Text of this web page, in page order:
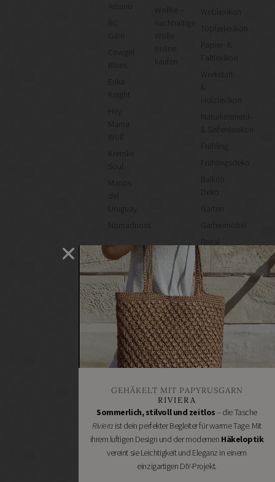
Cowgirl
Knight
Mama
Wolf
Kremke
Manos
Uruguay
Nomadnoss
Wollke –
nachhaltige
kaufen
Weblexikon
Töpferlexikon
Papier- &
Faltlexikon
Werkstatt-
&
Holzlexikon
Naturkosmetik-
& Seifenlexikon
Frühling
Frühlingsdeko
Balkon
Deko
Garten
Gartenmöbel
Regal
selber
machen
Heimwerken
Renovieren
DIY
GESCHÄFTE
Bastelbedarf
Stoffgeschäfte
Handgemachtes
Schneidereibedarf
Handarbeitszubehör
DIY
Online
Shops
GEHÄKELT MIT PAPYRUSGARN
RIVIERA
Sommerlich, stilvoll und zeitlos– die Tasche
Rivieraist dein perfekter Begleiter für warme Tage. Mit
ihrem luftigen Design und der modernen Häkeloptik
vereint sie Leichtigkeit und Eleganz in einem
einzigartigen DIY-Projekt.